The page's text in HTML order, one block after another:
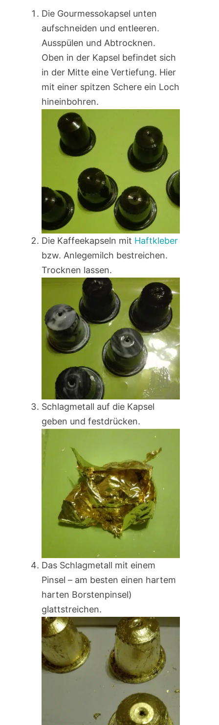
Die Gourmessokapsel unten
aufschneiden und entleeren.
Ausspülen und Abtrocknen.
Oben in der Kapsel befindet sich
in der Mitte eine Vertiefung. Hier
mit einer spitzen Schere ein Loch
hineinbohren.
Die Kaffeekapseln mit Haftkleber
bzw. Anlegemilch bestreichen.
Trocknen lassen.
Schlagmetall auf die Kapsel
geben und festdrücken.
Das Schlagmetall mit einem
Pinsel – am besten einen hartem
harten Borstenpinsel)
glattstreichen.